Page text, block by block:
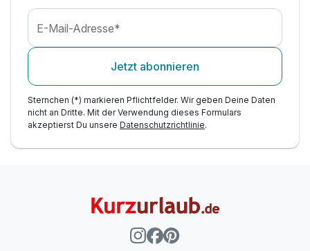
E-Mail-Adresse*
Jetzt abonnieren
Sternchen (*) markieren Pflichtfelder. Wir geben Deine Daten
nicht an Dritte. Mit der Verwendung dieses Formulars
akzeptierst Du unsere Datenschutzrichtlinie.